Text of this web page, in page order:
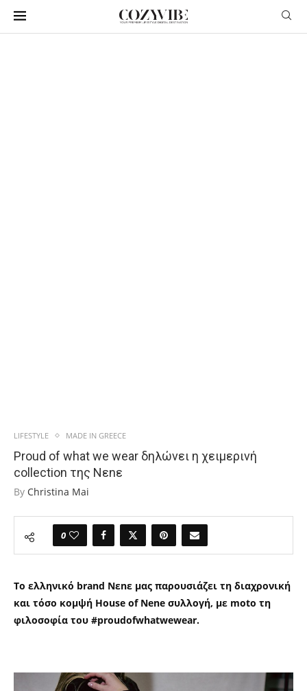
LIFESTYLE MADE IN GREECE
Proud of what we wear δηλώνει η χειμερινή
collection της Νεnε
By Christina Mai
0
Το ελληνικό brand Nεnε μας παρουσιάζει τη διαχρονική
και τόσο κομψή House of Nene συλλογή, με moto τη
φιλοσοφία του #proudofwhatwewear.